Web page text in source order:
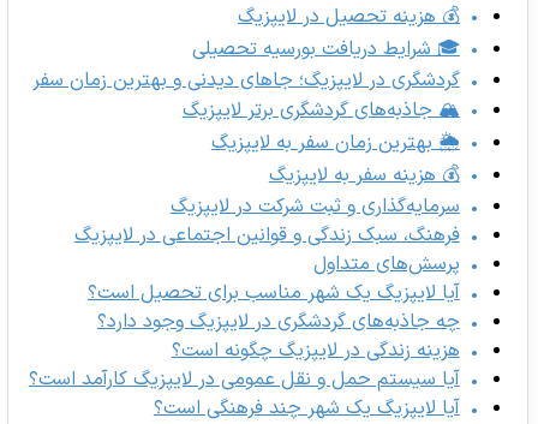
💰 هزینه تحصیل در لایپزیگ
🎓 شرایط دریافت بورسیه تحصیلی
گردشگری در لایپزیگ؛ جاهای دیدنی و بهترین زمان سفر
🏔 جاذبه‌های گردشگری برتر لایپزیگ
🌦 بهترین زمان سفر به لایپزیگ
💰 هزینه سفر به لایپزیگ
سرمایه‌گذاری و ثبت شرکت در لایپزیگ
فرهنگ، سبک زندگی و قوانین اجتماعی در لایپزیگ
پرسش‌های متداول
آیا لایپزیگ یک شهر مناسب برای تحصیل است؟
چه جاذبه‌های گردشگری در لایپزیگ وجود دارد؟
هزینه زندگی در لایپزیگ چگونه است؟
آیا سیستم حمل و نقل عمومی در لایپزیگ کارآمد است؟
آیا لایپزیگ یک شهر چند فرهنگی است؟